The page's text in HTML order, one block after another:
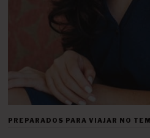
PREPARADOS PARA VIAJAR NO